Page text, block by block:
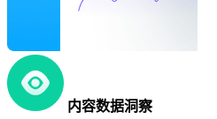
内容数据洞察